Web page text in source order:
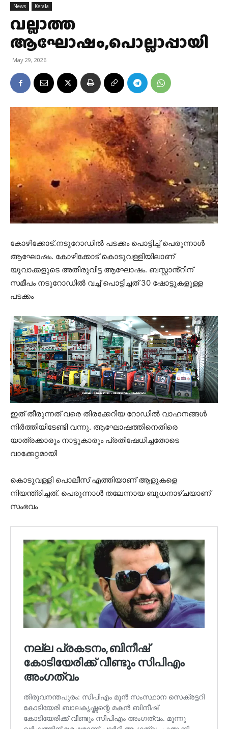
News Kerala
വല്ലാത്ത
ആഘോഷം,പൊല്ലാപ്പായി
May 29, 2026
കോഴിക്കോട്.നടുറോഡിൽ പടക്കം പൊട്ടിച്ച് പെരുന്നാൾ
ആഘോഷം. കോഴിക്കോട് കൊടുവള്ളിയിലാണ്
യുവാക്കളുടെ അതിരുവിട്ട ആഘോഷം. ബസ്റ്റാൻ്റിന്
സമീപം നടുറോഡിൽ വച്ച് പൊട്ടിച്ചത് 30 ഷോട്ടുകളുള്ള
പടക്കം
ഇത് തീരുന്നത് വരെ തിരക്കേറിയ റോഡിൽ വാഹനങ്ങൾ
നിർത്തിയിടേണ്ടി വന്നു. ആഘോഷത്തിനെതിരെ
യാത്രക്കാരും നാട്ടുകാരും പ്രതിഷേധിച്ചതോടെ
വാക്കേറ്റമായി
കൊടുവള്ളി പൊലീസ് എത്തിയാണ് ആളുകളെ
നിയന്ത്രിച്ചത്. പെരുന്നാൾ തലേന്നായ ബുധനാഴ്ചയാണ്
സംഭവം